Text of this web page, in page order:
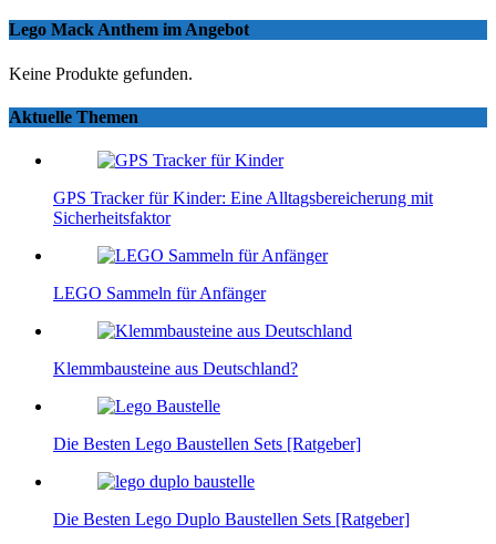
Lego Mack Anthem im Angebot
Keine Produkte gefunden.
Aktuelle Themen
GPS Tracker für Kinder: Eine Alltagsbereicherung mit
Sicherheitsfaktor
LEGO Sammeln für Anfänger
Klemmbausteine aus Deutschland?
Die Besten Lego Baustellen Sets [Ratgeber]
Die Besten Lego Duplo Baustellen Sets [Ratgeber]